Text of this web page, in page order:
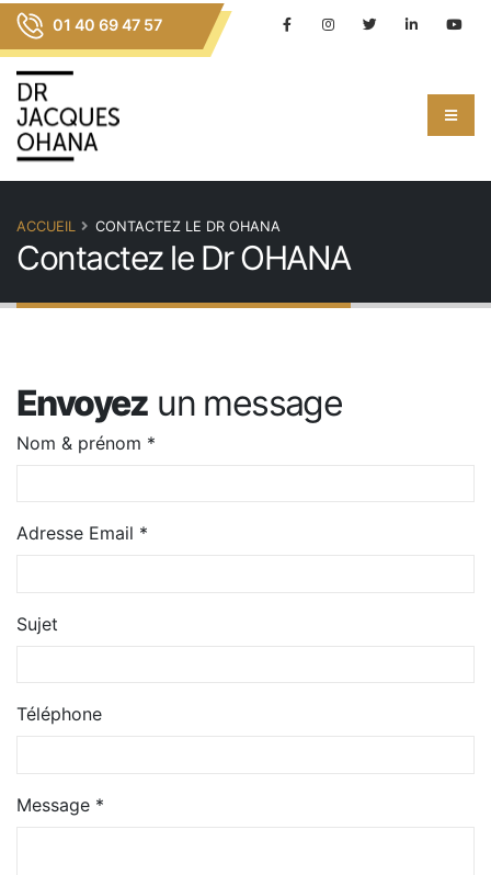
01 40 69 47 57
ACCUEIL CONTACTEZ LE DR OHANA
Contactez le Dr OHANA
Envoyez un message
Nom & prénom *
Adresse Email *
Sujet
Téléphone
Message *